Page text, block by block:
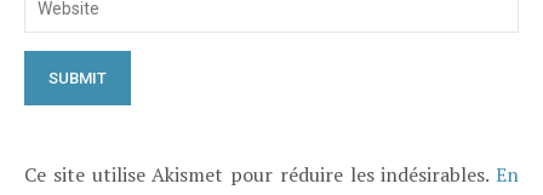
Ce site utilise Akismet pour réduire les indésirables. En